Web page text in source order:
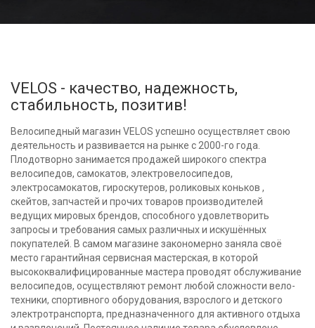
VELOS - качество, надежность,
стабильность, позитив!
Велосипедный магазин VELOS успешно осуществляет свою
деятельность и развивается на рынке с 2000-го года.
Плодотворно занимается продажей широкого спектра
велосипедов, самокатов, электровелосипедов,
электросамокатов, гироскутеров, роликовых коньков ,
скейтов, запчастей и прочих товаров производителей
ведущих мировых брендов, способного удовлетворить
запросы и требования самых различных и искушённых
покупателей. В самом магазине закономерно заняла своё
место гарантийная сервисная мастерская, в которой
высококвалифицированные мастера проводят обслуживание
велосипедов, осуществляют ремонт любой сложности вело-
техники, спортивного оборудования, взрослого и детского
электротранспорта, предназначенного для активного отдыха